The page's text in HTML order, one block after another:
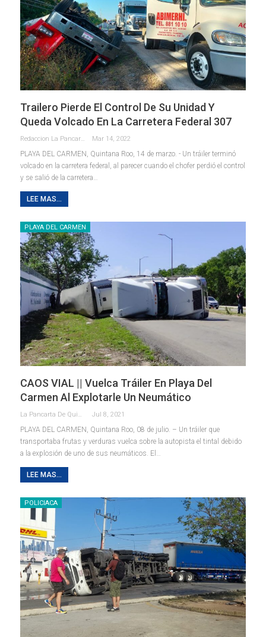
Trailero Pierde El Control De Su Unidad Y
Queda Volcado En La Carretera Federal 307
Redaccion La Pancarta De Quintana Roo Mar 14, 2022
PLAYA DEL CARMEN, Quintana Roo, 14 de marzo. - Un tráiler terminó
volcado en la carretera federal, al parecer cuando el chofer perdió el control
y se salió de la carretera…
LEE MAS...
PLAYA DEL CARMEN
CAOS VIAL || Vuelca Tráiler En Playa Del
Carmen Al Explotarle Un Neumático
La Pancarta De Quintana Roo Jul 8, 2021
PLAYA DEL CARMEN, Quintana Roo, 08 de julio. – Un tráiler que
transportaba frutas y verduras vuelca sobre la autopista el tintal debido
a la explosión de uno de sus neumáticos. El …
LEE MAS...
POLICIACA